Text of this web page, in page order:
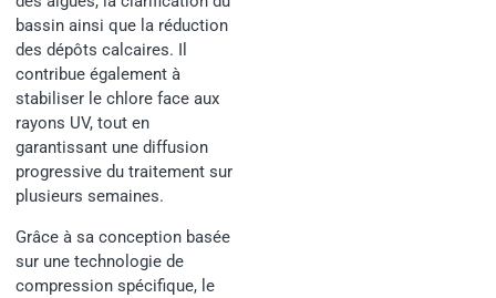
bassin ainsi que la réduction
des dépôts calcaires. Il
contribue également à
stabiliser le chlore face aux
rayons UV, tout en
garantissant une diffusion
progressive du traitement sur
plusieurs semaines.
Grâce à sa conception basée
sur une technologie de
compression spécifique, le